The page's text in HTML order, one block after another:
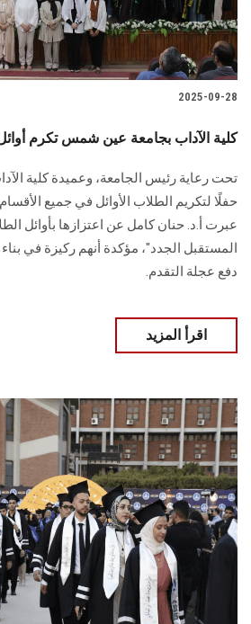
2025-09-28
كلية الآداب بجامعة عين شمس تكرم
تحت رعاية رئيس الجامعة، وعميدة كلية
حفلًا لتكريم الطلاب الأوائل في جميع
عبرت أ.د. حنان كامل عن اعتزازها بأوائل
المستقبل الجدد"، مؤكدة أنهم ركيزة في
دفع عجلة التقدم.
اقرأ المزيد